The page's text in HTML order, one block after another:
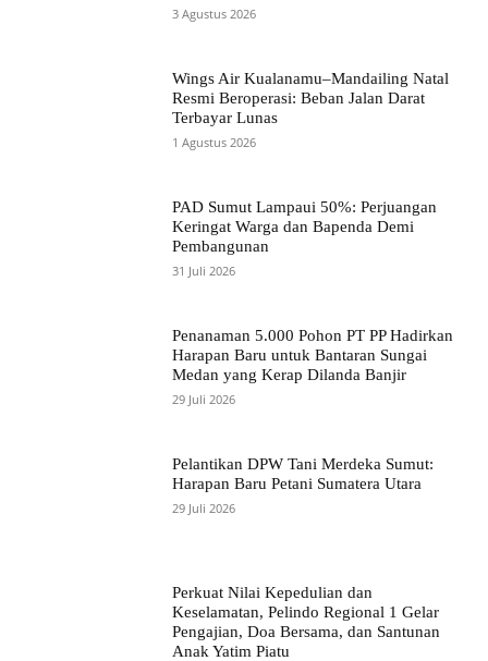
3 Agustus 2026
Wings Air Kualanamu–Mandailing Natal
Resmi Beroperasi: Beban Jalan Darat
Terbayar Lunas
1 Agustus 2026
PAD Sumut Lampaui 50%: Perjuangan
Keringat Warga dan Bapenda Demi
Pembangunan
31 Juli 2026
Penanaman 5.000 Pohon PT PP Hadirkan
Harapan Baru untuk Bantaran Sungai
Medan yang Kerap Dilanda Banjir
29 Juli 2026
Pelantikan DPW Tani Merdeka Sumut:
Harapan Baru Petani Sumatera Utara
29 Juli 2026
Perkuat Nilai Kepedulian dan
Keselamatan, Pelindo Regional 1 Gelar
Pengajian, Doa Bersama, dan Santunan
Anak Yatim Piatu